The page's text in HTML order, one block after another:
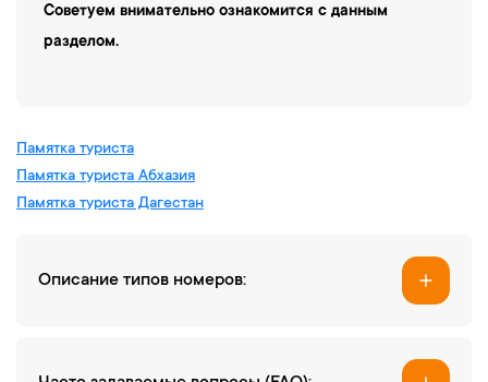
Советуем внимательно ознакомится с данным
разделом.
Памятка туриста
Памятка туриста Абхазия
Памятка туриста Дагестан
Описание типов номеров: